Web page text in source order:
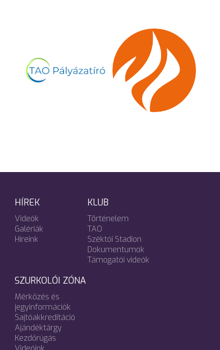
HÍREK
Videók
Galériák
Híreink
KLUB
Történelem
TAO
Széktói Stadion
Dokumentumok
Támogatói videók
SZURKOLÓI ZÓNA
Mérkőzés és
jegyinformációk
Sajtóakkreditáció
Ajándéktárgy
Kezdőrúgás